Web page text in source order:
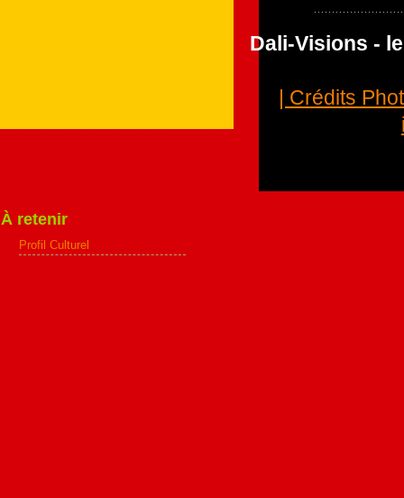
Dali-Visions -
| Crédits
À retenir
Profil Culturel